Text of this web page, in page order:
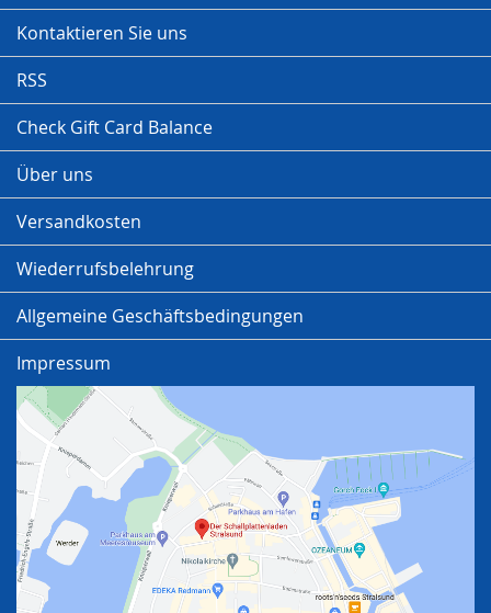
Kontaktieren Sie uns
RSS
Check Gift Card Balance
Über uns
Versandkosten
Wiederrufsbelehrung
Allgemeine Geschäftsbedingungen
Impressum